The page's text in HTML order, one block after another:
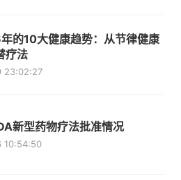
的10大健康趋势：从节律健康
疗法
23:02:27
新型药物疗法批准情况
10:54:50